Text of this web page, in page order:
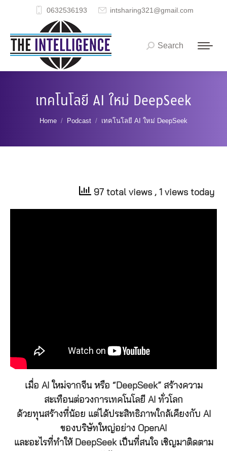
0632536193 intsharing321@gmail.com
Search:
Search
เทคโนโลยี AI ใหม่ DeepSeek
You are here:
Home Podcast เทคโนโลยี AI ใหม่ DeepSeek
97 total views , 1 views today
เมื่อ AI ใหม่จากจีน หรือ “DeepSeek” สร้างความ
สะเทือนต่อวงการเทคโนโลยี AI ทั่วโลก
ด้วยทุนสร้างที่น้อย แต่ได้ประสิทธิภาพใกล้เคียงกับ AI
ของบริษัทใหญ่อย่าง OpenAI
และอะไรที่ทำให้ DeepSeek เป็นที่สนใจ เชิญมาติดตาม